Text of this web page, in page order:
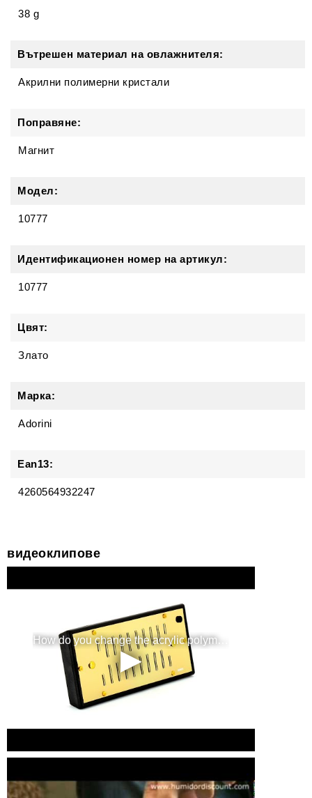
38 g
Вътрешен материал на овлажнителя:
Акрилни полимерни кристали
Поправяне:
Магнит
Модел:
10777
Идентификационен номер на артикул:
10777
Цвят:
Злато
Марка:
Adorini
Ean13:
4260564932247
видеоклипове